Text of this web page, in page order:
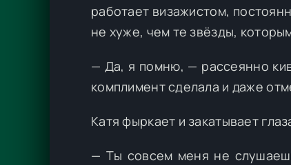
работает визажистом,
не хуже, чем те звёзды,
— Да, я помню, — рассеянно
комплимент сделала и даже
Катя фыркает и закатывает
— Ты совсем меня не